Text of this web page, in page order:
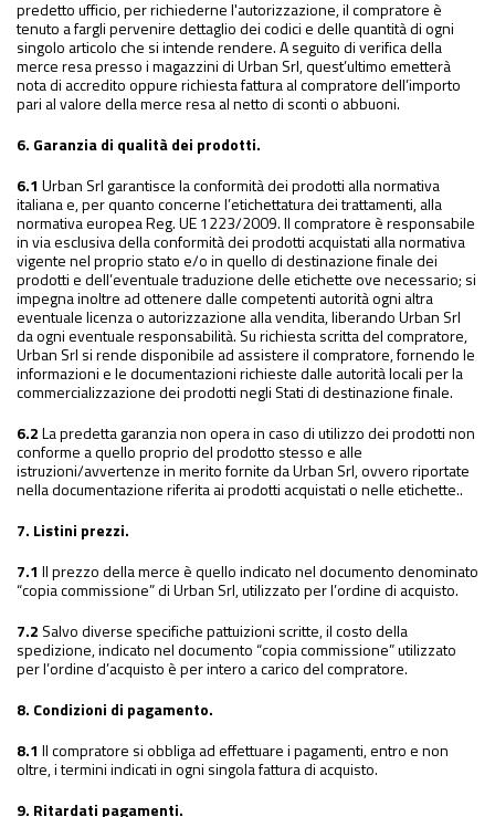
predetto ufficio, per richiederne l'autorizzazione, il compratore è
tenuto a fargli pervenire dettaglio dei codici e delle quantità di ogni
singolo articolo che si intende rendere. A seguito di verifica della
merce resa presso i magazzini di Urban Srl, quest’ultimo emetterà
nota di accredito oppure richiesta fattura al compratore dell’importo
pari al valore della merce resa al netto di sconti o abbuoni.
6. Garanzia di qualità dei prodotti.
6.1 Urban Srl garantisce la conformità dei prodotti alla normativa
italiana e, per quanto concerne l’etichettatura dei trattamenti, alla
normativa europea Reg. UE 1223/2009. Il compratore è responsabile
in via esclusiva della conformità dei prodotti acquistati alla normativa
vigente nel proprio stato e/o in quello di destinazione finale dei
prodotti e dell’eventuale traduzione delle etichette ove necessario; si
impegna inoltre ad ottenere dalle competenti autorità ogni altra
eventuale licenza o autorizzazione alla vendita, liberando Urban Srl
da ogni eventuale responsabilità. Su richiesta scritta del compratore,
Urban Srl si rende disponibile ad assistere il compratore, fornendo le
informazioni e le documentazioni richieste dalle autorità locali per la
commercializzazione dei prodotti negli Stati di destinazione finale.
6.2La predetta garanzia non opera in caso di utilizzo dei prodotti non
conforme a quello proprio del prodotto stesso e alle
istruzioni/avvertenze in merito fornite da Urban Srl, ovvero riportate
nella documentazione riferita ai prodotti acquistati o nelle etichette..
7. Listini prezzi.
7.1 Il prezzo della merce è quello indicato nel documento denominato
“copia commissione” di Urban Srl, utilizzato per l’ordine di acquisto.
7.2 Salvo diverse specifiche pattuizioni scritte, il costo della
spedizione, indicato nel documento “copia commissione” utilizzato
per l’ordine d’acquisto è per intero a carico del compratore.
8. Condizioni di pagamento.
8.1 Il compratore si obbliga ad effettuare i pagamenti, entro e non
oltre, i termini indicati in ogni singola fattura di acquisto.
9. Ritardati pagamenti.